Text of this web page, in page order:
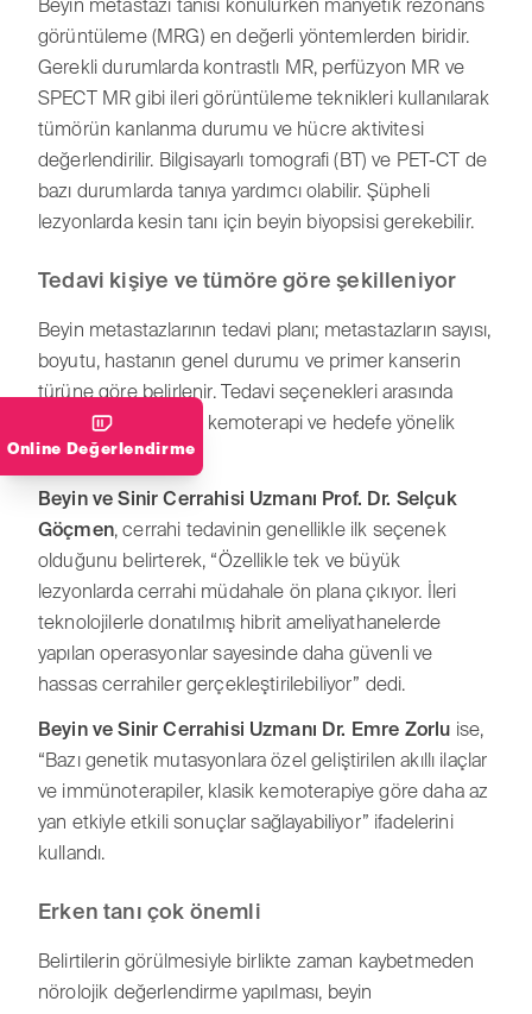
Online Değerlendirme
Beyin metastazı tanısı konulurken manyetik rezonans
görüntüleme (MRG) en değerli yöntemlerden biridir.
Gerekli durumlarda kontrastlı MR, perfüzyon MR ve
SPECT MR gibi ileri görüntüleme teknikleri kullanılarak
tümörün kanlanma durumu ve hücre aktivitesi
değerlendirilir. Bilgisayarlı tomografi (BT) ve PET-CT de
bazı durumlarda tanıya yardımcı olabilir. Şüpheli
lezyonlarda kesin tanı için beyin biyopsisi gerekebilir.
Tedavi kişiye ve tümöre göre şekilleniyor
Beyin metastazlarının tedavi planı; metastazların sayısı,
boyutu, hastanın genel durumu ve primer kanserin
türüne göre belirlenir. Tedavi seçenekleri arasında
cerrahi, radyoterapi, kemoterapi ve hedefe yönelik
tedaviler yer alır.
Beyin ve Sinir Cerrahisi Uzmanı Prof. Dr. Selçuk
Göçmen, cerrahi tedavinin genellikle ilk seçenek
olduğunu belirterek, “Özellikle tek ve büyük
lezyonlarda cerrahi müdahale ön plana çıkıyor. İleri
teknolojilerle donatılmış hibrit ameliyathanelerde
yapılan operasyonlar sayesinde daha güvenli ve
hassas cerrahiler gerçekleştirilebiliyor” dedi.
Beyin ve Sinir Cerrahisi Uzmanı Dr. Emre Zorlu ise,
“Bazı genetik mutasyonlara özel geliştirilen akıllı ilaçlar
ve immünoterapiler, klasik kemoterapiye göre daha az
yan etkiyle etkili sonuçlar sağlayabiliyor” ifadelerini
kullandı.
Erken tanı çok önemli
Belirtilerin görülmesiyle birlikte zaman kaybetmeden
nörolojik değerlendirme yapılması, beyin